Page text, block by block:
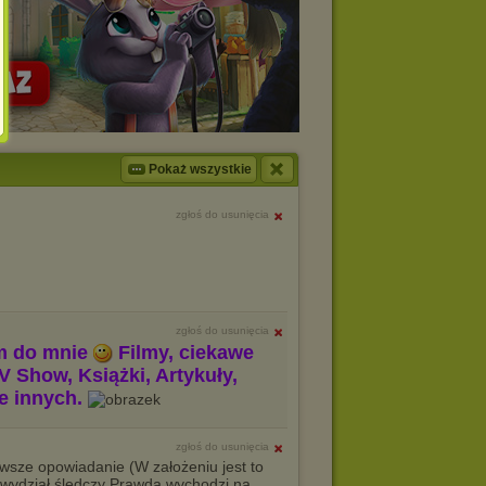
Pokaż wszystkie
zgłoś do usunięcia
zgłoś do usunięcia
do mnie
Filmy, ciekawe
Show, Książki, Artykuły,
innych.
zgłoś do usunięcia
opowiadanie (W założeniu jest to